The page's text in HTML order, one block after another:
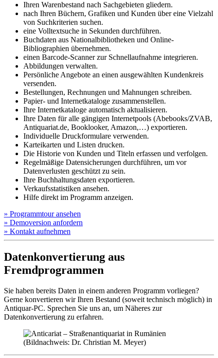
Ihren Warenbestand nach Sachgebieten gliedern.
nach Ihren Büchern, Grafiken und Kunden über eine Vielzahl
von Suchkriterien suchen.
eine Volltextsuche in Sekunden durchführen.
Buchdaten aus Nationalbibliotheken und Online-
Bibliographien übernehmen.
einen Barcode-Scanner zur Schnellaufnahme integrieren.
Abbildungen verwalten.
Persönliche Angebote an einen ausgewählten Kundenkreis
versenden.
Bestellungen, Rechnungen und Mahnungen schreiben.
Papier- und Internetkataloge zusammenstellen.
Ihre Internetkataloge automatisch aktualisieren.
Ihre Daten für alle gängigen Internetpools (Abebooks/ZVAB,
Antiquariat.de, Booklooker, Amazon,…) exportieren.
Individuelle Druckformulare verwenden.
Karteikarten und Listen drucken.
Die Historie von Kunden und Titeln erfassen und verfolgen.
Regelmäßige Datensicherungen durchführen, um vor
Datenverlusten geschützt zu sein.
Ihre Buchhaltungsdaten exportieren.
Verkaufsstatistiken ansehen.
Hilfe direkt im Programm anzeigen.
» Programm­tour ansehen
» Demo­version anfordern
» Kontakt aufnehmen
Datenkonvertierung aus
Fremdprogrammen
Sie haben bereits Daten in einem anderen Programm vorliegen?
Gerne konvertieren wir Ihren Bestand (soweit technisch möglich) in
Antiquar-PC. Sprechen Sie uns an, um Näheres zur
Datenkonvertierung zu erfahren.